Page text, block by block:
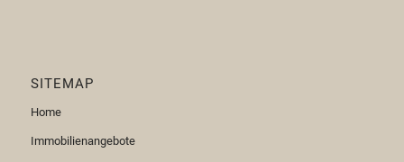
SITEMAP
Home
Immobilienangebote